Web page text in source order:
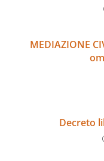
MEDIAZIONE
Decreto